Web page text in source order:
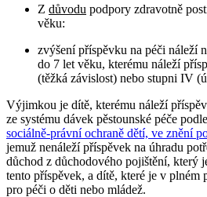
Z důvodu podpory zdravotně
věku:
zvýšení příspěvku na péči náleží
do 7 let věku, kterému náleží
(těžká závislost) nebo stupni IV
Výjimkou je dítě, kterému náleží
ze systému dávek pěstounské péče podle
sociálně-právní ochraně dětí, ve znění
jemuž nenáleží příspěvek na úhradu
důchod z důchodového pojištění, který
tento příspěvek, a dítě, které je v plném
pro péči o děti nebo mládež.